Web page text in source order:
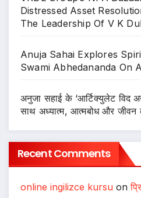
Distressed Asset
The Leadership Of V K
Anuja Sahai Explores
Swami Abhedananda On
अनुजा सहाई के ‘आर्टिक्युलेट विद
साथ अध्यात्म, आत्मबोध और जीवन
Recent Comments
online ingilizce kursu on